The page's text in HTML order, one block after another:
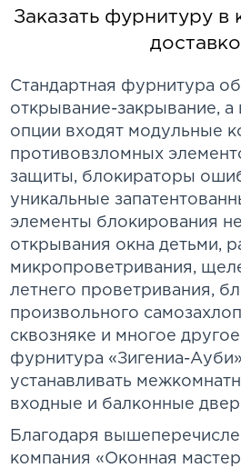
Заказать фурнитуру в
Стандартная фурнитура
открывание-закрывание,
опции входят модульные
противовзломных
защиты, блокираторы
уникальные
элементы блокирования
открывания окна детьми,
микропроветривания,
летнего проветривания,
произвольного
сквозняке и многое
фурнитура «Зигениа-
устанавливать
входные и балконные
Благодаря
компания «Оконная